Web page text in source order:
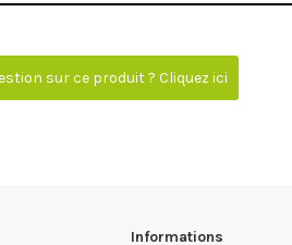
sur ce produit ? Cliquez ici
Informations